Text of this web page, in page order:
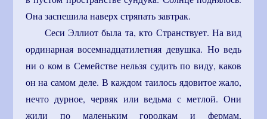
Она заспешила наверх стряпать завтрак.
Сеси Эллиот была та, кто Странствует. На вид
ординарная восемнадцатилетняя девушка. Но ведь
ни о ком в Семействе нельзя судить по виду, каков
он на самом деле. В каждом таилось ядовитое жало,
нечто дурное, червяк или ведьма с метлой. Они
жили по маленьким городкам и фермам,